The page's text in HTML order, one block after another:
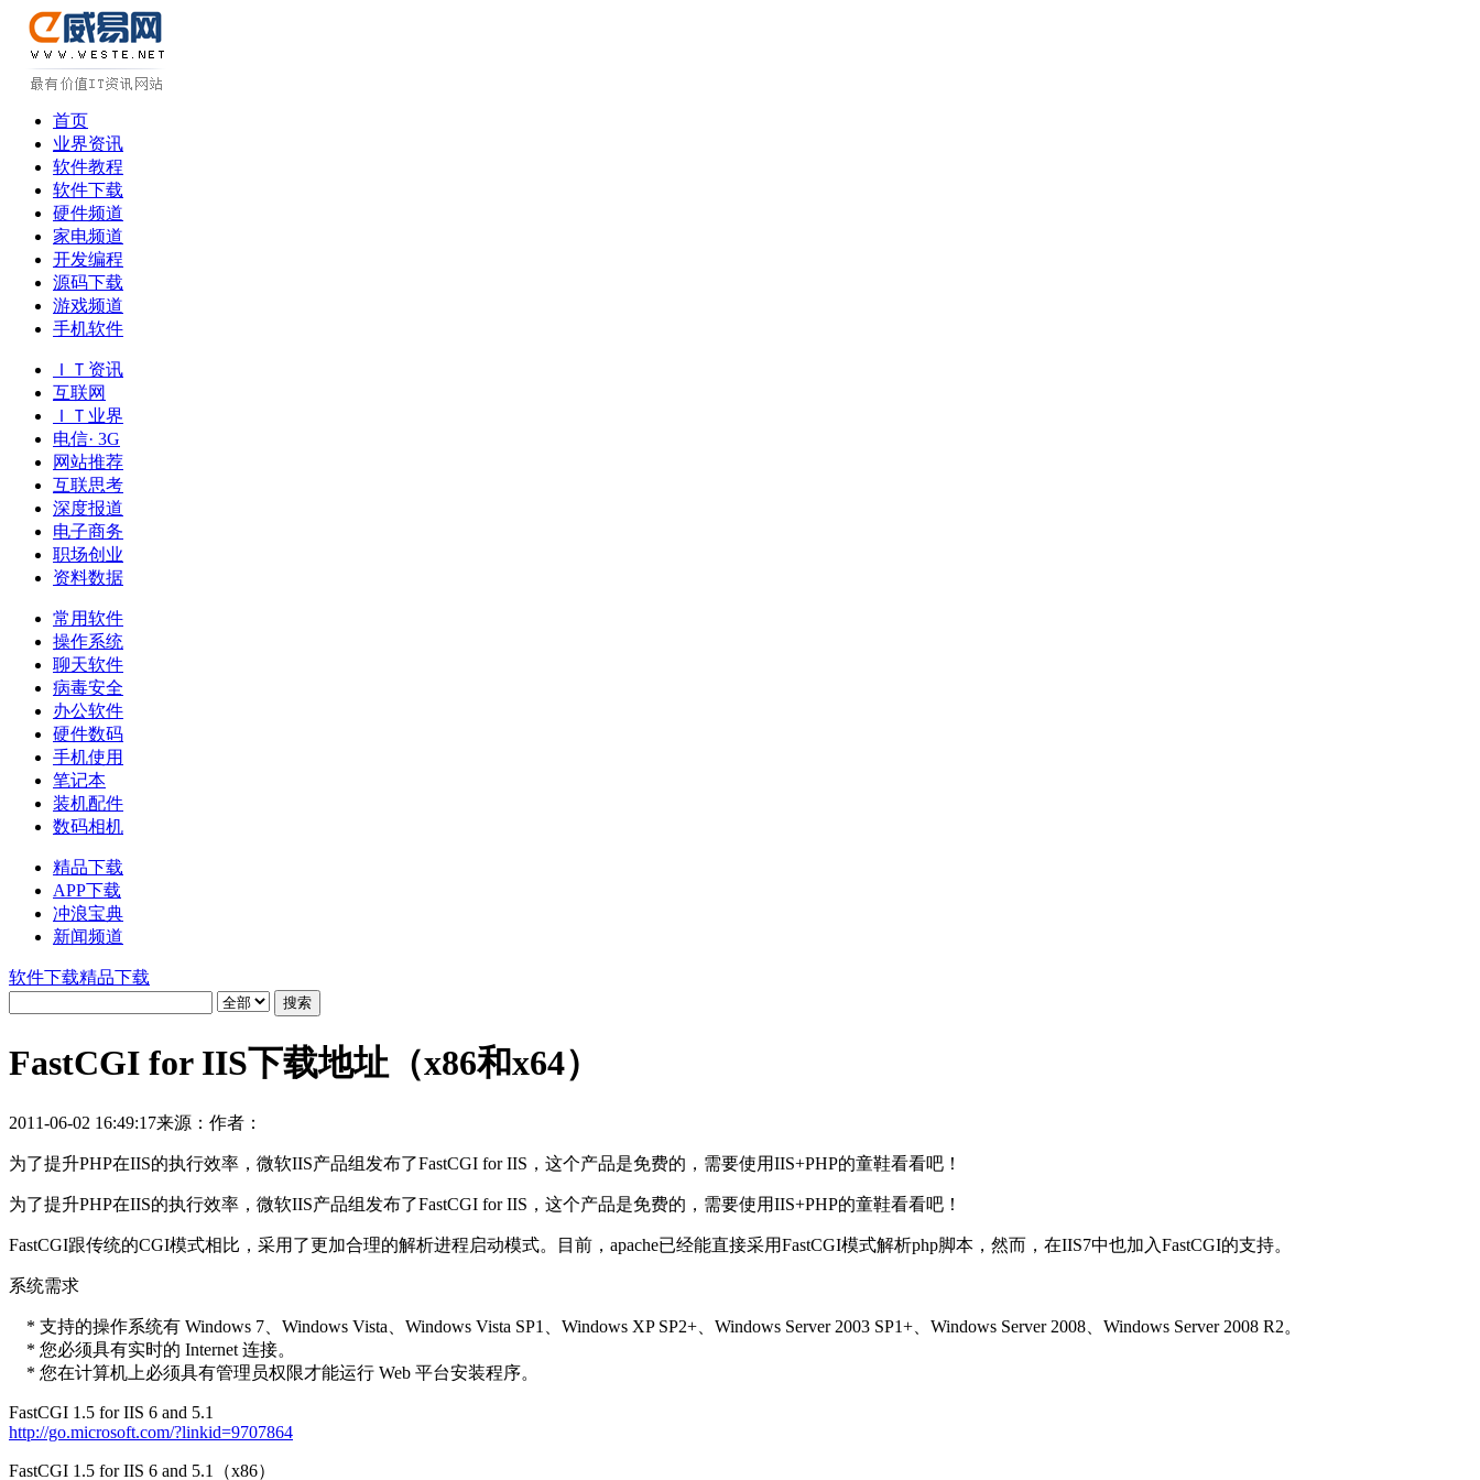
首页
业界资讯
软件教程
软件下载
硬件频道
家电频道
开发编程
源码下载
游戏频道
手机软件
ＩＴ资讯
互联网
ＩＴ业界
电信· 3G
网站推荐
互联思考
深度报道
电子商务
职场创业
资料数据
常用软件
操作系统
聊天软件
病毒安全
办公软件
硬件数码
手机使用
笔记本
装机配件
数码相机
精品下载
APP下载
冲浪宝典
新闻频道
软件下载精品下载
FastCGI for IIS下载地址（x86和x64）
2011-06-02 16:49:17来源： 作者：
为了提升PHP在IIS的执行效率，微软IIS产品组发布了FastCGI for IIS，这个产品是免费的，需要使用IIS+PHP的童鞋看看吧！
为了提升PHP在IIS的执行效率，微软IIS产品组发布了FastCGI for IIS，这个产品是免费的，需要使用IIS+PHP的童鞋看看吧！
FastCGI跟传统的CGI模式相比，采用了更加合理的解析进程启动模式。目前，apache已经能直接采用FastCGI模式解析php脚本，然而，在IIS7中也加入FastCGI的支持。
系统需求
* 支持的操作系统有 Windows 7、Windows Vista、Windows Vista SP1、Windows XP SP2+、Windows Server 2003 SP1+、Windows Server 2008、Windows Server 2008 R2。
* 您必须具有实时的 Internet 连接。
* 您在计算机上必须具有管理员权限才能运行 Web 平台安装程序。
FastCGI 1.5 for IIS 6 and 5.1
http://go.microsoft.com/?linkid=9707864
FastCGI 1.5 for IIS 6 and 5.1（x86）